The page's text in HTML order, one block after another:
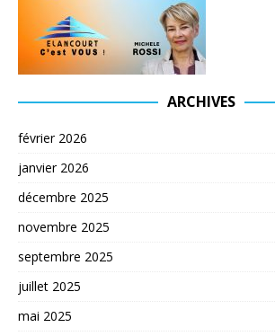
ARCHIVES
février 2026
janvier 2026
décembre 2025
novembre 2025
septembre 2025
juillet 2025
mai 2025